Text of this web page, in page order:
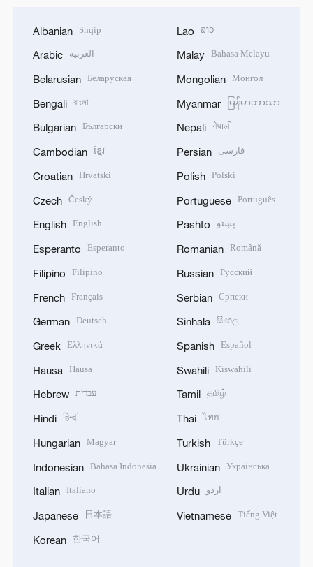
Albanian Shqip
Arabic العربية
Belarusian Беларуская
Bengali বাংলা
Bulgarian Български
Cambodian ខ្មែរ
Croatian Hrvatski
Czech Český
English English
Esperanto Esperanto
Filipino Filipino
French Français
German Deutsch
Greek Ελληνικά
Hausa Hausa
Hebrew עברית
Hindi हिन्दी
Hungarian Magyar
Indonesian Bahasa Indonesia
Italian Italiano
Japanese 日本語
Korean 한국어
Lao ລາວ
Malay Bahasa Melayu
Mongolian Монгол
Myanmar မြန်မာဘာသာ
Nepali नेपाली
Persian فارسی
Polish Polski
Portuguese Português
Pashto پښتو
Romanian Română
Russian Русский
Serbian Српски
Sinhala සිංහල
Spanish Español
Swahili Kiswahili
Tamil தமிழ்
Thai ไทย
Turkish Türkçe
Ukrainian Українська
Urdu اردو
Vietnamese Tiếng Việt